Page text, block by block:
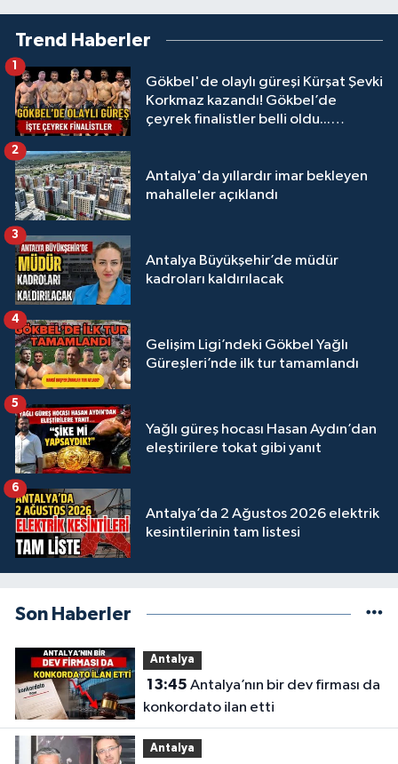
Trend Haberler
Gökbel'de olaylı güreşi Kürşat Şevki
Korkmaz kazandı! Gökbel’de
çeyrek finalistler belli oldu...
1
Antalya'da yıllardır imar bekleyen
mahalleler açıklandı
2
Antalya Büyükşehir’de müdür
kadroları kaldırılacak
3
Gelişim Ligi’ndeki Gökbel Yağlı
Güreşleri’nde ilk tur tamamlandı
4
Yağlı güreş hocası Hasan Aydın’dan
eleştirilere tokat gibi yanıt
5
Antalya’da 2 Ağustos 2026 elektrik
kesintilerinin tam listesi
6
Son Haberler
Antalya
13:45
konkordato ilan etti
Antalya